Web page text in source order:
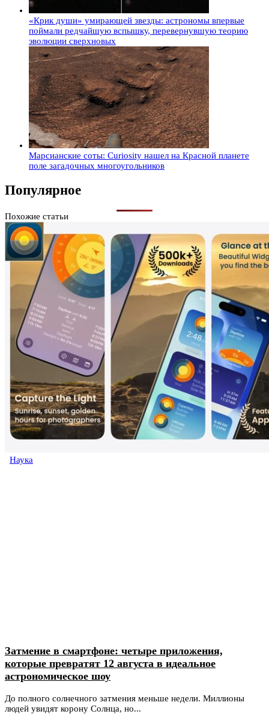
«Крик души» умирающей звезды: астрономы впервые
поймали редчайшую вспышку, перевернувшую теорию
эволюции сверхновых
Марсианские соты: Curiosity нашел на Красной планете
поле загадочных многоугольников
Популярное
Похожие статьи
Наука
Затмение в смартфоне: четыре приложения,
которые превратят 12 августа в идеальное
астрономическое шоу
До полного солнечного затмения меньше недели. Миллионы
людей увидят корону Солнца, но...